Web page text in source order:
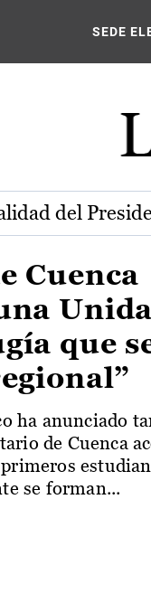
de SEDE
del
Cuenca
que
ha anunciado
de Cuenca
se forman...